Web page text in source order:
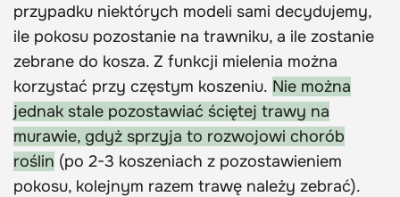
przypadku niektórych modeli sami decydujemy,
ile pokosu pozostanie na trawniku, a ile zostanie
zebrane do kosza. Z funkcji mielenia można
korzystać przy częstym koszeniu. Nie można
jednak stale pozostawiać ściętej trawy na
murawie, gdyż sprzyja to rozwojowi chorób
roślin (po 2-3 koszeniach z pozostawieniem
pokosu, kolejnym razem trawę należy zebrać).